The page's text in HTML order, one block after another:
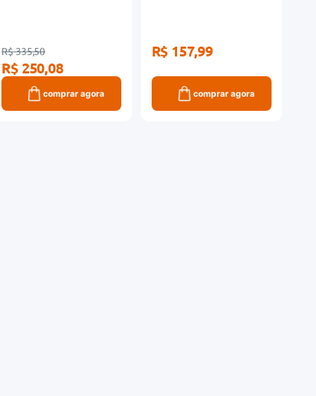
R$ 335,50
R$ 250,08
comprar agora
R$ 157,99
comprar agora